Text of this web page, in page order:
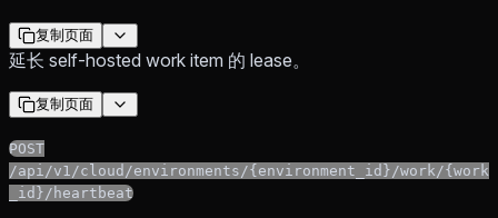
复制页面
延长 self-hosted work item 的 lease。
复制页面
POST
/api/v1/cloud/environments/{environment_id}/work/{work
_id}/heartbeat